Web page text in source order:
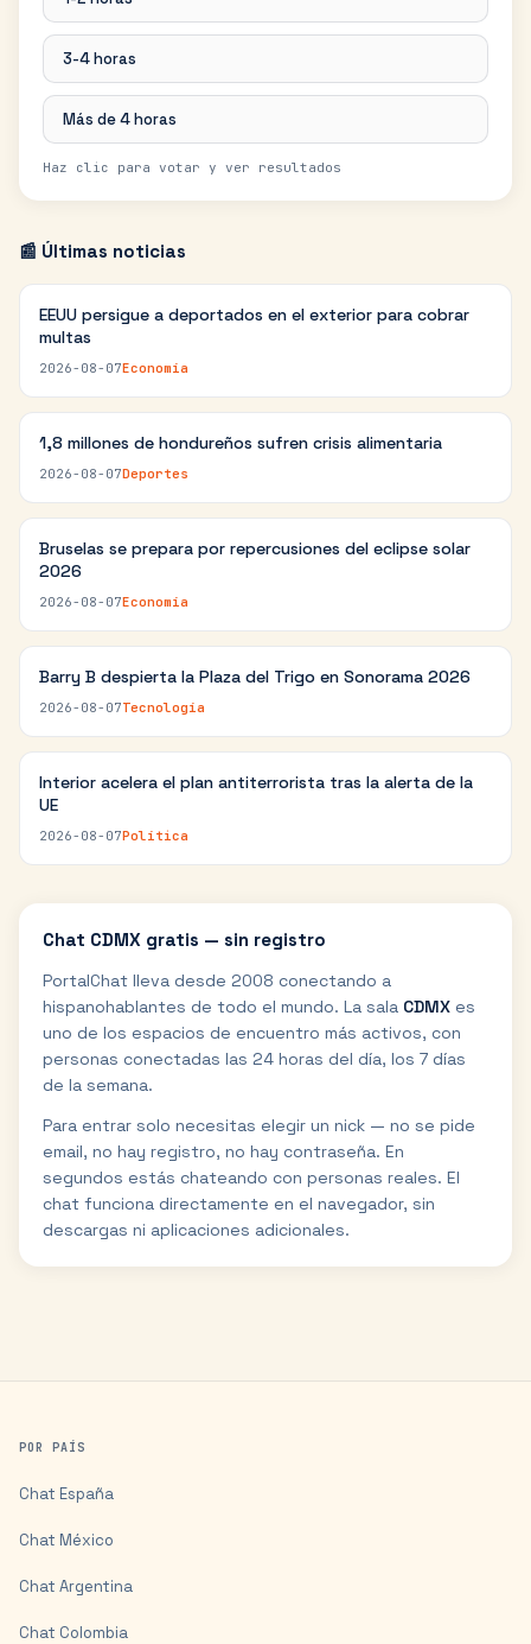
3-4 horas
Más de 4 horas
Haz clic para votar y ver resultados
📰 Últimas noticias
EEUU persigue a deportados en el exterior para cobrar
multas
2026-08-07Economía
1,8 millones de hondureños sufren crisis alimentaria
2026-08-07Deportes
Bruselas se prepara por repercusiones del eclipse solar
2026
2026-08-07Economía
Barry B despierta la Plaza del Trigo en Sonorama 2026
2026-08-07Tecnología
Interior acelera el plan antiterrorista tras la alerta de la
UE
2026-08-07Política
Chat CDMX gratis — sin registro
PortalChat lleva desde 2008 conectando a
hispanohablantes de todo el mundo. La sala CDMX es
uno de los espacios de encuentro más activos, con
personas conectadas las 24 horas del día, los 7 días
de la semana.
Para entrar solo necesitas elegir un nick — no se pide
email, no hay registro, no hay contraseña. En
segundos estás chateando con personas reales. El
chat funciona directamente en el navegador, sin
descargas ni aplicaciones adicionales.
POR PAÍS
Chat España
Chat México
Chat Argentina
Chat Colombia